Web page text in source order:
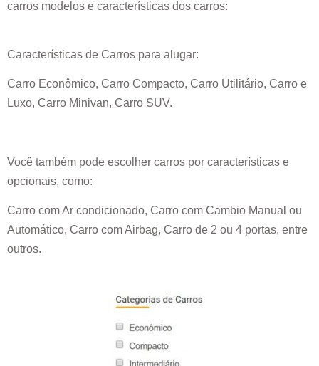
carros modelos e características dos carros:
Características de Carros para alugar:
Carro Econômico, Carro Compacto, Carro Utilitário, Carro e
Luxo, Carro Minivan, Carro SUV.
Você também pode escolher carros por características e
opcionais, como:
Carro com Ar condicionado, Carro com Cambio Manual ou
Automático, Carro com Airbag, Carro de 2 ou 4 portas, entre
outros.